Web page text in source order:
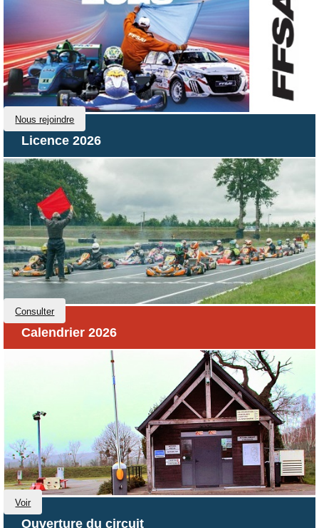
Nous rejoindre
Licence 2026
Consulter
Calendrier 2026
Voir
Ouverture du circuit